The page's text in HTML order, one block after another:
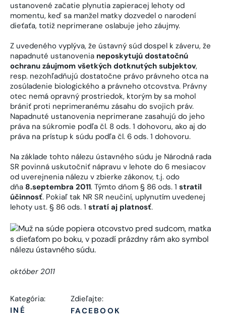
ustanovené začatie plynutia zapieracej lehoty od
momentu, keď sa manžel matky dozvedel o narodení
dieťaťa, totiž neprimerane oslabuje jeho záujmy.
Z uvedeného vyplýva, že ústavný súd dospel k záveru, že
napadnuté ustanovenia neposkytujú dostatočnú
ochranu záujmom všetkých dotknutých subjektov,
resp. nezohľadňujú dostatočne právo právneho otca na
zosúladenie biologického a právneho otcovstva. Právny
otec nemá opravný prostriedok, ktorým by sa mohol
brániť proti neprimeranému zásahu do svojich práv.
Napadnuté ustanovenia neprimerane zasahujú do jeho
práva na súkromie podľa čl. 8 ods. 1 dohovoru, ako aj do
práva na prístup k súdu podľa čl. 6 ods. 1 dohovoru.
Na základe tohto nálezu ústavného súdu je Národná rada
SR povinná uskutočniť nápravu v lehote do 6 mesiacov
od uverejnenia nálezu v zbierke zákonov, t.j. odo
dňa 8.septembra 2011. Týmto dňom § 86 ods. 1 stratil
účinnosť. Pokiaľ tak NR SR neučiní, uplynutím uvedenej
lehoty ust. § 86 ods. 1 stratí aj platnosť.
október 2011
Kategória:
INÉ
Zdieľajte:
FACEBOOK